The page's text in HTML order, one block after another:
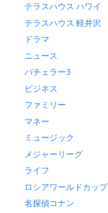
テラスハウス ハワイ
テラスハウス 軽井沢
ドラマ
ニュース
バチェラー3
ビジネス
ファミリー
マネー
ミュージック
メジャーリーグ
ライフ
ロシアワールドカップ
名探偵コナン